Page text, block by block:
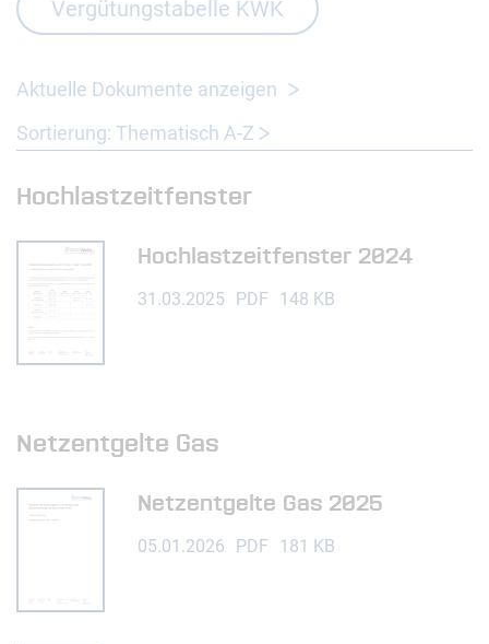
Vergütungstabelle KWK
Aktuelle Dokumente anzeigen
Sortierung: Thematisch A-Z
Hochlastzeitfenster
Hochlastzeitfenster 2024
31.03.2025 PDF 148 KB
Netzentgelte Gas
Netzentgelte Gas 2025
05.01.2026 PDF 181 KB